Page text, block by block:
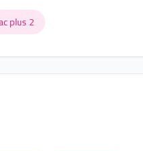
plus 2